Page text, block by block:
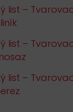
list –
list –
list –